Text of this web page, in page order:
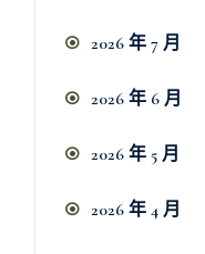
2026 年 7 月
2026 年 6 月
2026 年 5 月
2026 年 4 月